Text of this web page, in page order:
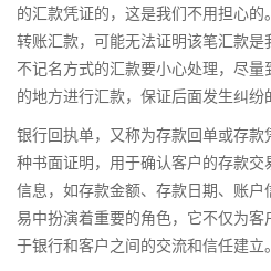
的汇款凭证的，这是我们不用担心
转账汇款，可能无法证明该笔汇款
不记名方式的汇款要小心处理，尽
的地方进行汇款，保证后面发生纠纷
银行回执单，又称为存款回单或存
种书面证明，用于确认客户的存款
信息，如存款金额、存款日期、账
易中扮演着重要的角色，它不仅为
于银行和客户之间的交流和信任建立。